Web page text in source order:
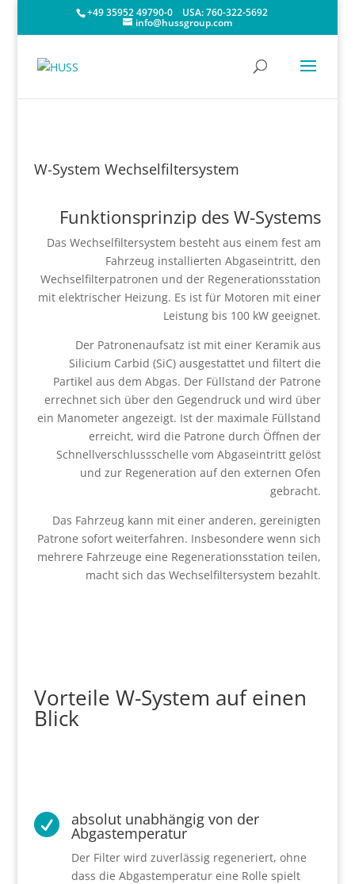
+49 35952 49790-0 USA:760-322-5692
info@hussgroup.com
W-System Wechselfiltersystem
Funktionsprinzip des W-Systems
Das Wechselfiltersystem besteht aus einem fest am
Fahrzeug installierten Abgaseintritt, den
Wechselfilterpatronen und der Regenerationsstation
mit elektrischer Heizung. Es ist für Motoren mit einer
Leistung bis 100 kW geeignet.
Der Patronenaufsatz ist mit einer Keramik aus
Silicium Carbid (SiC) ausgestattet und filtert die
Partikel aus dem Abgas. Der Füllstand der Patrone
errechnet sich über den Gegendruck und wird über
ein Manometer angezeigt. Ist der maximale Füllstand
erreicht, wird die Patrone durch Öffnen der
Schnellverschlussschelle vom Abgaseintritt gelöst
und zur Regeneration auf den externen Ofen
gebracht.
Das Fahrzeug kann mit einer anderen, gereinigten
Patrone sofort weiterfahren. Insbesondere wenn sich
mehrere Fahrzeuge eine Regenerationsstation teilen,
macht sich das Wechselfiltersystem bezahlt.
Vorteile W-System auf einen
Blick
 absolut unabhängig von der
Abgastemperatur
Der Filter wird zuverlässig regeneriert, ohne
dass die Abgastemperatur eine Rolle spielt